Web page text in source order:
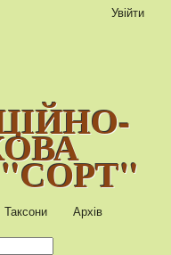
Таксони Архів
Увійти